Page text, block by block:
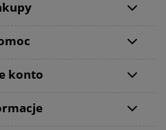
konto